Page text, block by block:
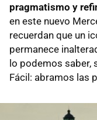
pragmatismo y
en este nuevo
recuerdan que un
permanece
lo podemos saber,
Fácil: abramos las